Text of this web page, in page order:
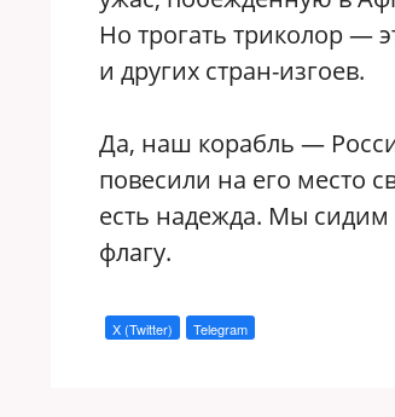
Но трогать триколор —
и других стран-изгоев.
Да, наш корабль —
повесили на его место
есть надежда. Мы
флагу.
X (Twitter) Telegram